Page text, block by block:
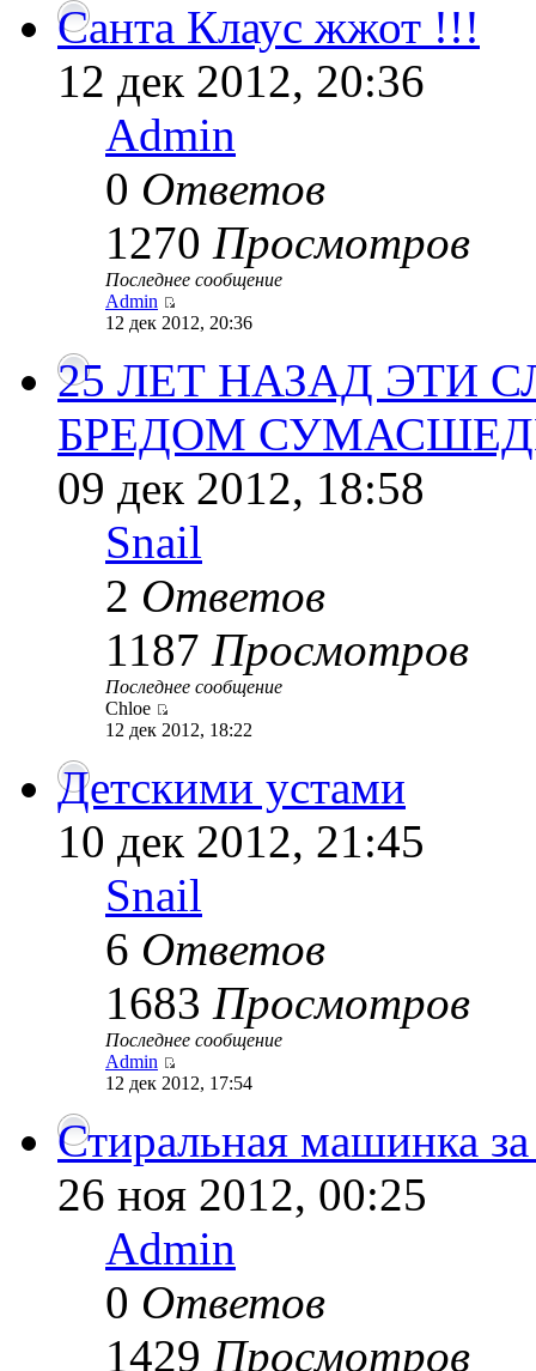
Санта Клаус жжот !!!
12 дек 2012, 20:36
Admin
0 Ответов
1270 Просмотров
Последнее сообщение
Admin
12 дек 2012, 20:36
25 ЛЕТ НАЗАД ЭТИ
БРЕДОМ
09 дек 2012, 18:58
Snail
2 Ответов
1187 Просмотров
Последнее сообщение
Chloe
12 дек 2012, 18:22
Детскими устами
10 дек 2012, 21:45
Snail
6 Ответов
1683 Просмотров
Последнее сообщение
Admin
12 дек 2012, 17:54
Стиральная машинка
26 ноя 2012, 00:25
Admin
0 Ответов
1429 Просмотров